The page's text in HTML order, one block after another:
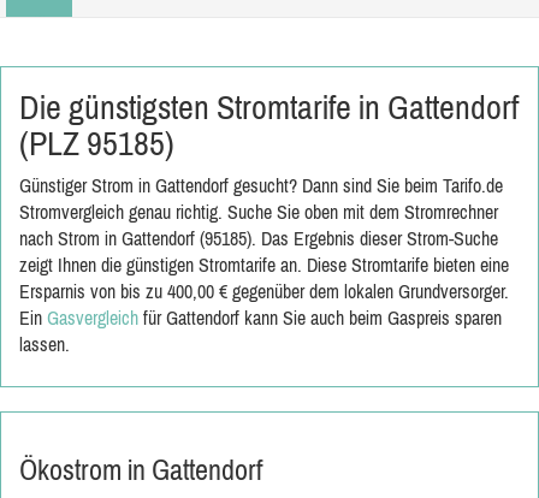
Die günstigsten Stromtarife in Gattendorf
(PLZ 95185)
Günstiger Strom in Gattendorf gesucht? Dann sind Sie beim Tarifo.de
Stromvergleich genau richtig. Suche Sie oben mit dem Stromrechner
nach Strom in Gattendorf (95185). Das Ergebnis dieser Strom-Suche
zeigt Ihnen die günstigen Stromtarife an. Diese Stromtarife bieten eine
Ersparnis von bis zu 400,00 € gegenüber dem lokalen Grundversorger.
Ein Gasvergleich für Gattendorf kann Sie auch beim Gaspreis sparen
lassen.
Ökostrom in Gattendorf